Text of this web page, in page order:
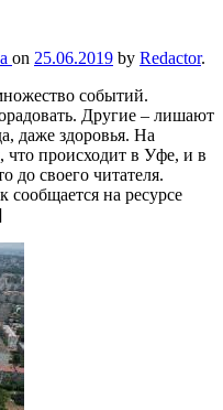
on 25.06.2019 by Redactor.
событий.
Другие – лишают
даже здоровья. На
что происходит в Уфе, и в
до своего читателя.
на ресурсе